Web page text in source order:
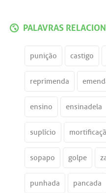
PALAVRAS
punição castigo
reprimenda
ensino ensinadela
suplício
sopapo golpe
punhada pancada